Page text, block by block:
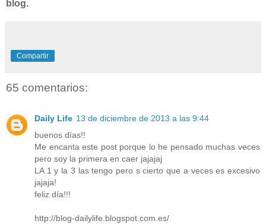
blog.
Compartir
65 comentarios:
Daily Life 13 de diciembre de 2013 a las 9:44
buenos días!!
Me encanta este post porque lo he pensado muchas veces
pero soy la primera en caer jajajaj
LA 1 y la 3 las tengo pero s cierto que a veces es excesivo
jajaja!
feliz día!!!
http://blog-dailylife.blogspot.com.es/